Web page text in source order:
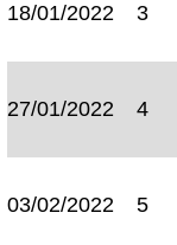
18/01/2022 3
27/01/2022 4
03/02/2022 5